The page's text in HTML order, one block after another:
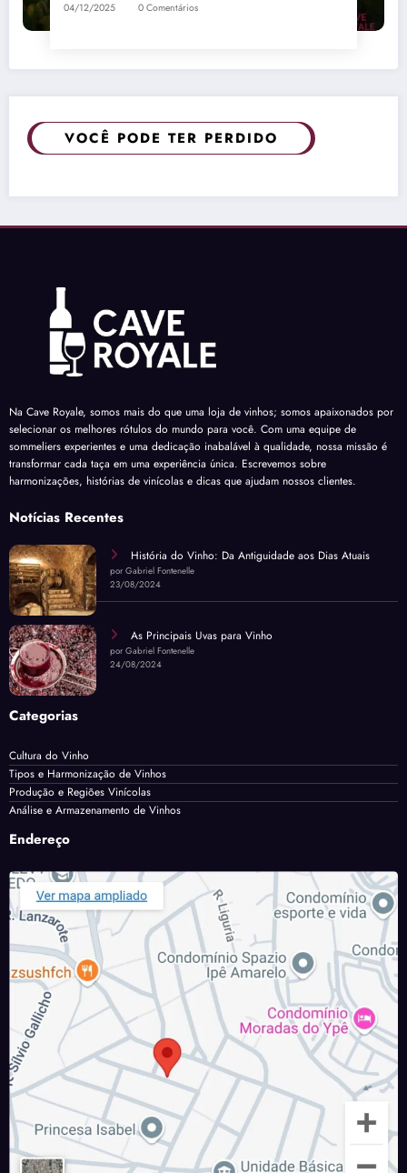
04/12/2025 0 Comentários
VOCÊ PODE TER PERDIDO
Na Cave Royale, somos mais do que uma loja de vinhos; somos apaixonados por
selecionar os melhores rótulos do mundo para você. Com uma equipe de
sommeliers experientes e uma dedicação inabalável à qualidade, nossa missão é
transformar cada taça em uma experiência única. Escrevemos sobre
harmonizações, histórias de vinícolas e dicas que ajudam nossos clientes.
Notícias Recentes
História do Vinho: Da Antiguidade aos Dias Atuais
por Gabriel Fontenelle
23/08/2024
As Principais Uvas para Vinho
por Gabriel Fontenelle
24/08/2024
Categorias
Cultura do Vinho
Tipos e Harmonização de Vinhos
Produção e Regiões Vinícolas
Análise e Armazenamento de Vinhos
Endereço